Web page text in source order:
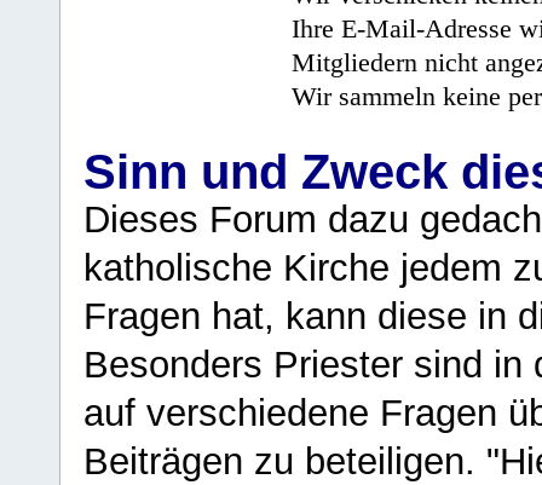
Ihre E-Mail-Adresse
Mitgliedern nicht
Wir sammeln keine
Sinn und Zweck
Dieses Forum dazu
katholische Kirche jedem
Fragen hat, kann diese in
Besonders Priester sind in
auf verschiedene Fragen
Beiträgen zu beteiligen.